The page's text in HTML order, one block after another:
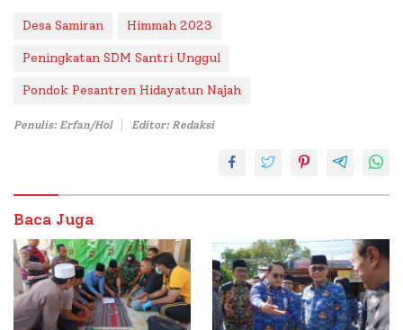
Desa Samiran Himmah 2023
Peningkatan SDM Santri Unggul
Pondok Pesantren Hidayatun Najah
Penulis: Erfan/Hol Editor: Redaksi
Baca Juga